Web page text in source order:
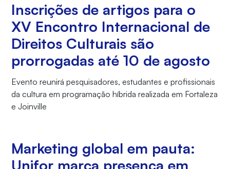
Inscrições de artigos para o
XV Encontro Internacional de
Direitos Culturais são
prorrogadas até 10 de agosto
Evento reunirá pesquisadores, estudantes e profissionais
da cultura em programação híbrida realizada em Fortaleza
e Joinville
Marketing global em pauta:
Unifor marca presença em